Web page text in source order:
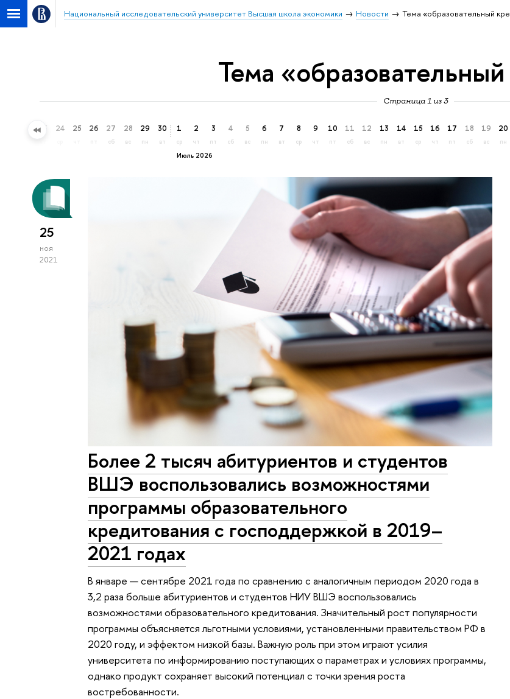
Национальный исследовательский университет Высшая школа экономики Новости Тема «образовательный
Тема
Страница 1 из 3
23 24 25 26
пт
27
сб
28
вс
29
пн
30
вт
Июль 2026
1
ср
2
чт
3
пт
4
сб
5
вс
6
пн
7
вт
8
ср
9
чт
10
пт
11
сб
12
вс
13
пн
14
вт
15
ср
16
чт
17
пт
18
сб
19
вс
20
пн
25
ноя
2021
Более 2 тысяч абитуриентов и студентов
ВШЭ воспользовались возможностями
программы образовательного
кредитования с господдержкой в 2019–
2021 годах
В январе — сентябре 2021 года по сравнению с аналогичным периодом 2020 года в
3,2 раза больше абитуриентов и студентов НИУ ВШЭ воспользовались
возможностями образовательного кредитования. Значительный рост популярности
программы объясняется льготными условиями, установленными правительством РФ в
2020 году, и эффектом низкой базы. Важную роль при этом играют усилия
университета по информированию поступающих о параметрах и условиях программы,
однако продукт сохраняет высокий потенциал с точки зрения роста
востребованности.